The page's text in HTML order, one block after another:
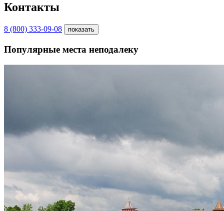
Контакты
8 (800) 333-09-08 показать
Популярные места неподалеку